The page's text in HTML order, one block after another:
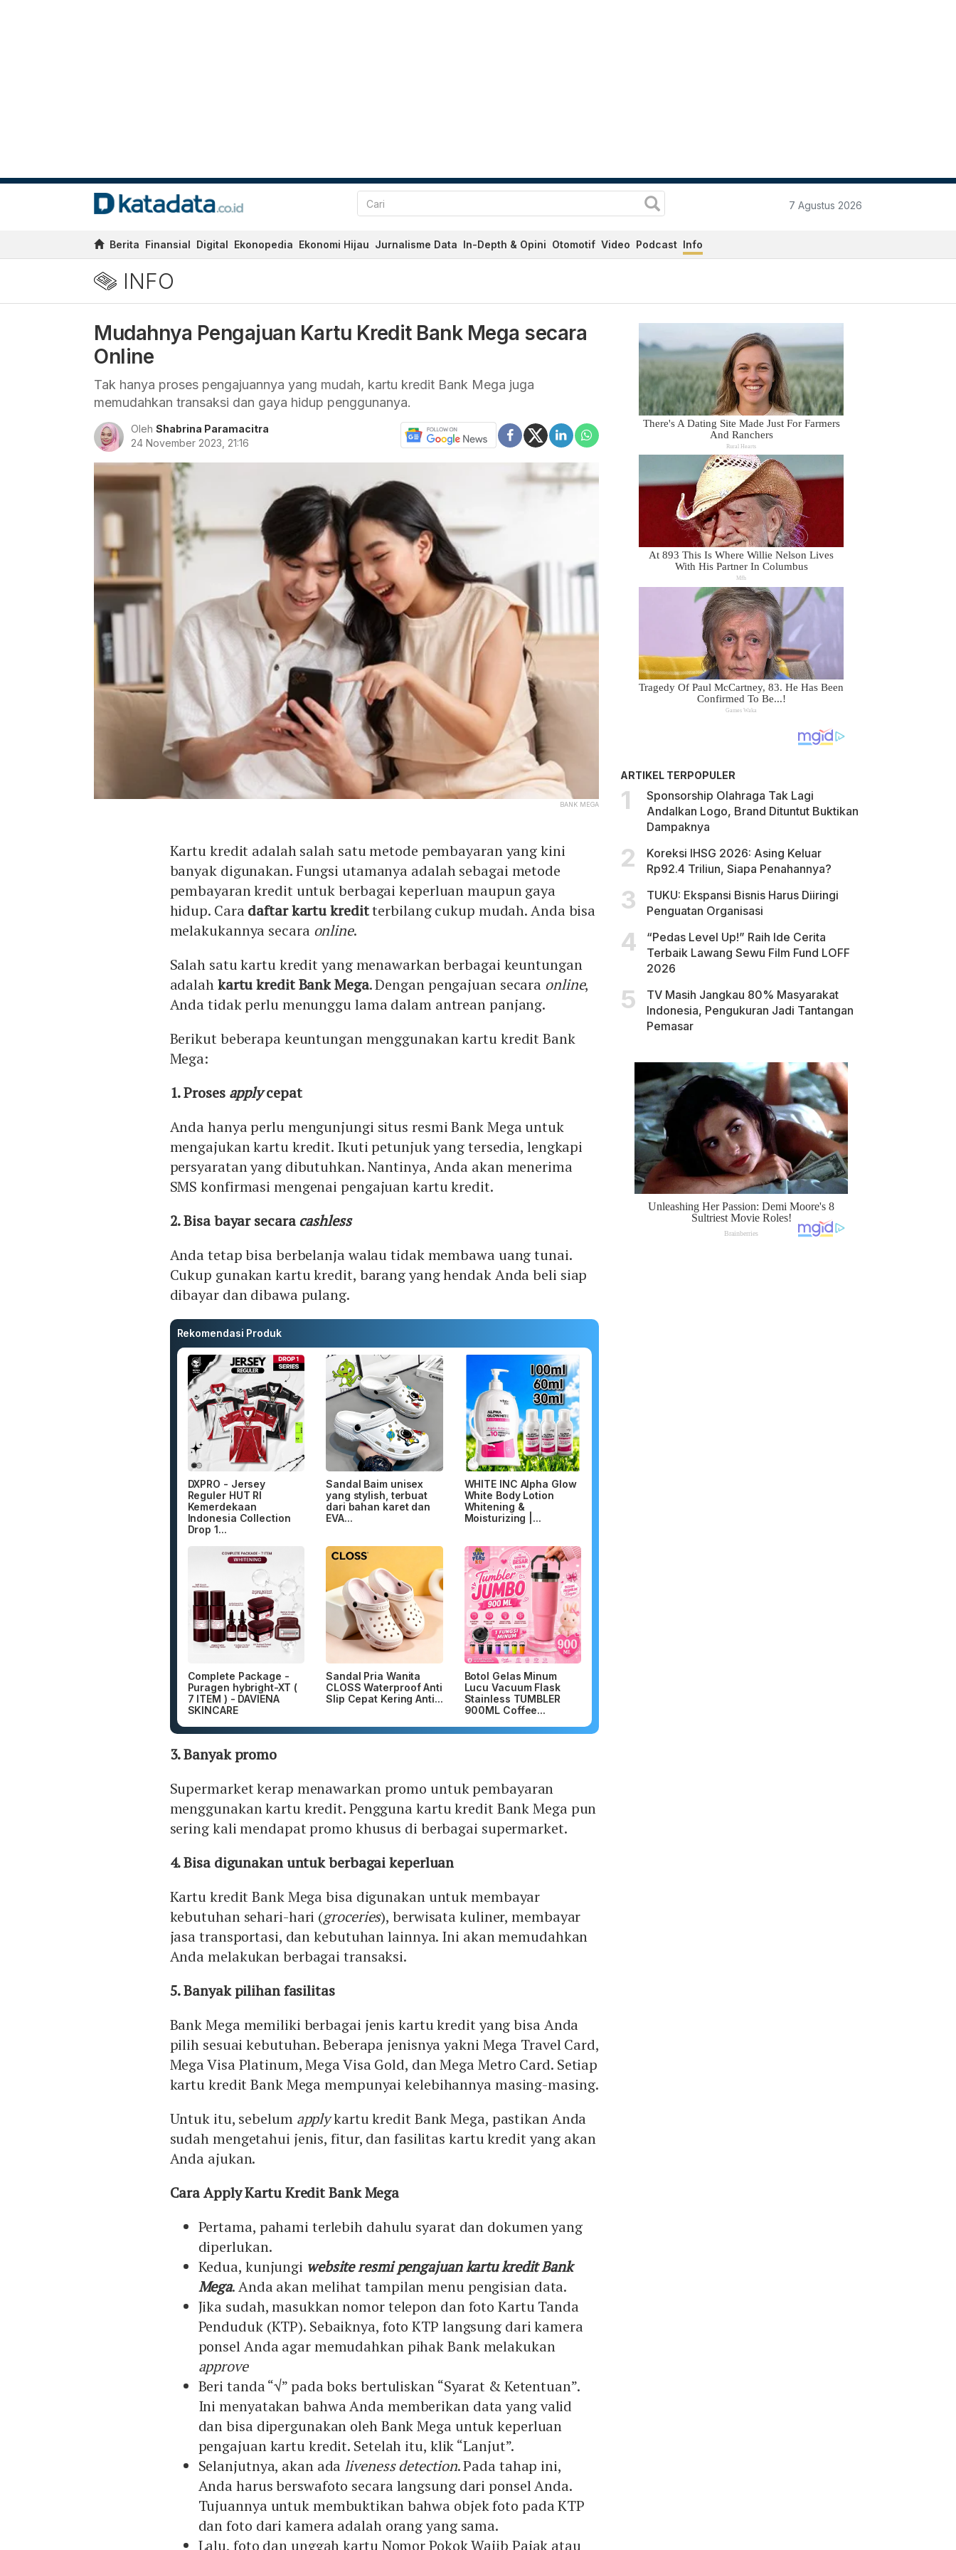
7 Agustus 2026
Berita Finansial Digital Ekonopedia Ekonomi Hijau Jurnalisme Data In-Depth & Opini Otomotif Video Podcast Info
INFO
Mudahnya Pengajuan Kartu Kredit Bank Mega secara
Online
Tak hanya proses pengajuannya yang mudah, kartu kredit Bank Mega juga
memudahkan transaksi dan gaya hidup penggunanya.
Oleh Shabrina Paramacitra
24 November 2023, 21:16
BANK MEGA
Kartu kredit adalah salah satu metode pembayaran yang kini
banyak digunakan. Fungsi utamanya adalah sebagai metode
pembayaran kredit untuk berbagai keperluan maupun gaya
hidup. Caradaftar kartu kreditterbilang cukup mudah. Anda bisa
melakukannya secara online.
Salah satu kartu kredit yang menawarkan berbagai keuntungan
adalahkartu kredit Bank Mega. Dengan pengajuan secara online,
Anda tidak perlu menunggu lama dalam antrean panjang.
Berikut beberapa keuntungan menggunakan kartu kredit Bank
Mega:
1. Proses applycepat
Anda hanya perlu mengunjungi situs resmi Bank Mega untuk
mengajukan kartu kredit. Ikuti petunjuk yang tersedia, lengkapi
persyaratan yang dibutuhkan. Nantinya, Anda akan menerima
SMS konfirmasi mengenai pengajuan kartu kredit.
2. Bisa bayar secaracashless
Anda tetap bisa berbelanja walau tidak membawa uang tunai.
Cukup gunakan kartu kredit, barang yang hendak Anda beli siap
dibayar dan dibawa pulang.
Rekomendasi Produk
DXPRO - Jersey
Reguler HUT RI
Kemerdekaan
Indonesia Collection
Drop 1...
Sandal Baim unisex
yang stylish, terbuat
dari bahan karet dan
EVA...
WHITE INC Alpha Glow
White Body Lotion
Whitening &
Moisturizing |...
Complete Package -
Puragen hybright-XT (
7 ITEM ) - DAVIENA
SKINCARE
Sandal Pria Wanita
CLOSS Waterproof Anti
Slip Cepat Kering Anti...
Botol Gelas Minum
Lucu Vacuum Flask
Stainless TUMBLER
900ML Coffee...
3. Banyak promo
Supermarket kerap menawarkan promo untuk pembayaran
menggunakan kartu kredit. Pengguna kartu kredit Bank Mega pun
sering kali mendapat promo khusus di berbagai supermarket.
4. Bisa digunakan untuk berbagai keperluan
Kartu kredit Bank Mega bisa digunakan untuk membayar
kebutuhan sehari-hari (groceries), berwisata kuliner, membayar
jasa transportasi, dan kebutuhan lainnya. Ini akan memudahkan
Anda melakukan berbagai transaksi.
5. Banyak pilihan fasilitas
Bank Mega memiliki berbagai jenis kartu kredit yang bisa Anda
pilih sesuai kebutuhan. Beberapa jenisnya yakni Mega Travel Card,
Mega Visa Platinum, Mega Visa Gold, dan Mega Metro Card. Setiap
kartu kredit Bank Mega mempunyai kelebihannya masing-masing.
Untuk itu, sebelum applykartu kredit Bank Mega, pastikan Anda
sudah mengetahui jenis, fitur, dan fasilitas kartu kredit yang akan
Anda ajukan.
Cara Apply Kartu Kredit Bank Mega
Pertama, pahami terlebih dahulu syarat dan dokumen yang
diperlukan.
Kedua, kunjungi website resmi pengajuan kartu kredit Bank
Mega. Anda akan melihat tampilan menu pengisian data.
Jika sudah, masukkan nomor telepon dan foto Kartu Tanda
Penduduk (KTP). Sebaiknya, foto KTP langsung dari kamera
ponsel Anda agar memudahkan pihak Bank melakukan
approve
Beri tanda “√” pada boks bertuliskan “Syarat & Ketentuan”.
Ini menyatakan bahwa Anda memberikan data yang valid
dan bisa dipergunakan oleh Bank Mega untuk keperluan
pengajuan kartu kredit. Setelah itu, klik “Lanjut”.
Selanjutnya, akan ada liveness detection. Pada tahap ini,
Anda harus berswafoto secara langsung dari ponsel Anda.
Tujuannya untuk membuktikan bahwa objek foto pada KTP
dan foto dari kamera adalah orang yang sama.
Lalu, foto dan unggah kartu Nomor Pokok Wajib Pajak atau
ARTIKEL TERPOPULER
Sponsorship Olahraga Tak Lagi
Andalkan Logo, Brand Dituntut Buktikan
Dampaknya
Koreksi IHSG 2026: Asing Keluar
Rp92.4 Triliun, Siapa Penahannya?
TUKU: Ekspansi Bisnis Harus Diiringi
Penguatan Organisasi
“Pedas Level Up!” Raih Ide Cerita
Terbaik Lawang Sewu Film Fund LOFF
2026
TV Masih Jangkau 80% Masyarakat
Indonesia, Pengukuran Jadi Tantangan
Pemasar